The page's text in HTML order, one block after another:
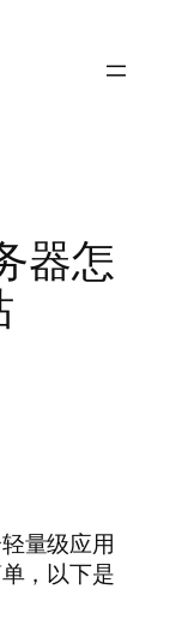
器怎
量级应用
，以下是